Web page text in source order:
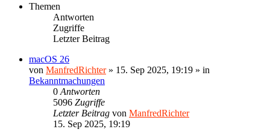
Themen
Antworten
Zugriffe
Letzter Beitrag
macOS 26
von ManfredRichter» 15. Sep 2025, 19:19 » in
Bekanntmachungen
0 Antworten
5096 Zugriffe
Letzter Beitrag von ManfredRichter
15. Sep 2025, 19:19